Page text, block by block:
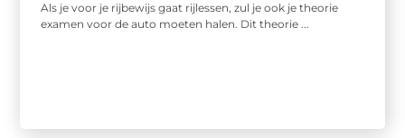
Als je voor je rijbewijs gaat rijlessen, zul je ook je theorie
examen voor de auto moeten halen. Dit theorie ...